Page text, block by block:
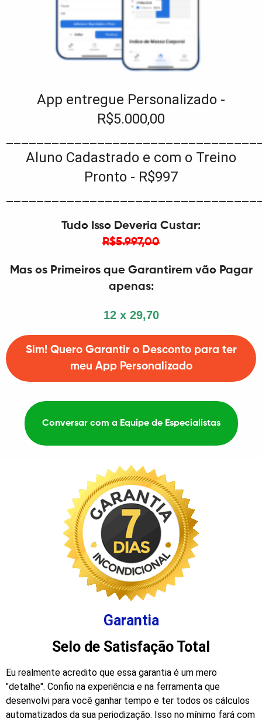
App entregue Personalizado -
R$5.000,00
Aluno Cadastrado e com o Treino
Pronto - R$997
Tudo Isso Deveria Custar:
R$5.997,00
Mas os Primeiros que Garantirem vão Pagar
apenas:
12 x 29,70
Sim! Quero Garantir o Desconto para ter
meu App Personalizado
Conversar com a Equipe de Especialistas
Garantia
Selo de Satisfação Total
Eu realmente acredito que essa garantia é um mero
"detalhe". Confio na experiência e na ferramenta que
desenvolvi para você ganhar tempo e ter todos os cálculos
automatizados da sua periodização. Isso no mínimo fará com